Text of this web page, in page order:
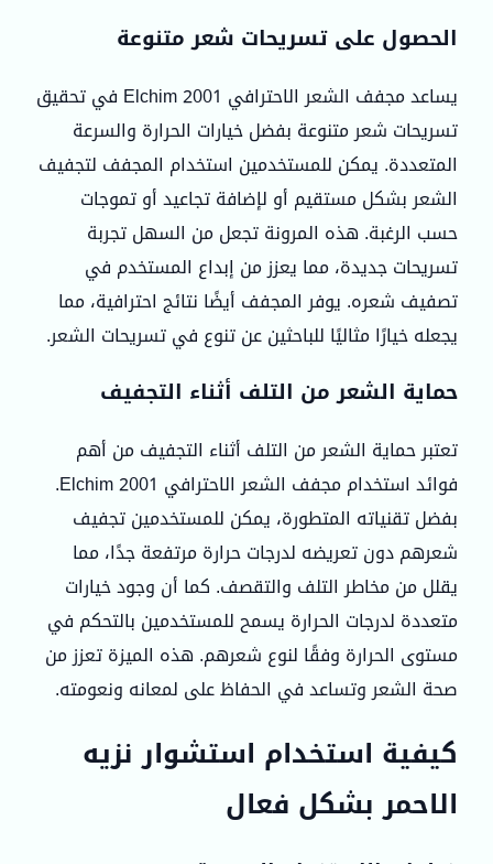
الحصول على تسريحات شعر متنوعة
يساعد مجفف الشعر الاحترافي Elchim 2001 في تحقيق
تسريحات شعر متنوعة بفضل خيارات الحرارة والسرعة
المتعددة. يمكن للمستخدمين استخدام المجفف لتجفيف
الشعر بشكل مستقيم أو لإضافة تجاعيد أو تموجات
حسب الرغبة. هذه المرونة تجعل من السهل تجربة
تسريحات جديدة، مما يعزز من إبداع المستخدم في
تصفيف شعره. يوفر المجفف أيضًا نتائج احترافية، مما
يجعله خيارًا مثاليًا للباحثين عن تنوع في تسريحات الشعر.
حماية الشعر من التلف أثناء التجفيف
تعتبر حماية الشعر من التلف أثناء التجفيف من أهم
فوائد استخدام مجفف الشعر الاحترافي Elchim 2001.
بفضل تقنياته المتطورة، يمكن للمستخدمين تجفيف
شعرهم دون تعريضه لدرجات حرارة مرتفعة جدًا، مما
يقلل من مخاطر التلف والتقصف. كما أن وجود خيارات
متعددة لدرجات الحرارة يسمح للمستخدمين بالتحكم في
مستوى الحرارة وفقًا لنوع شعرهم. هذه الميزة تعزز من
صحة الشعر وتساعد في الحفاظ على لمعانه ونعومته.
كيفية استخدام استشوار نزيه
الاحمر بشكل فعال